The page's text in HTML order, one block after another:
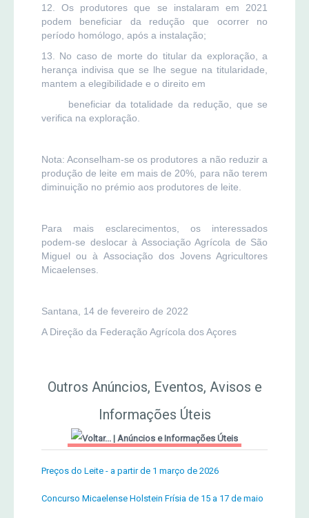
12. Os produtores que se instalaram em 2021
podem beneficiar da redução que ocorrer no
período homólogo, após a instalação;
13. No caso de morte do titular da exploração, a
herança indivisa que se lhe segue na titularidade,
mantem a elegibilidade e o direito em
beneficiar da totalidade da redução, que se
verifica na exploração.
Nota: Aconselham-se os produtores a não reduzir a
produção de leite em mais de 20%, para não terem
diminuição no prémio aos produtores de leite.
Para mais esclarecimentos, os interessados
podem-se deslocar à Associação Agrícola de São
Miguel ou à Associação dos Jovens Agricultores
Micaelenses.
Santana, 14 de fevereiro de 2022
A Direção da Federação Agrícola dos Açores
Outros Anúncios, Eventos, Avisos e
Informações Úteis
| Anúncios e Informações Úteis
Preços do Leite - a partir de 1 março de 2026
Concurso Micaelense Holstein Frísia de 15 a 17 de maio